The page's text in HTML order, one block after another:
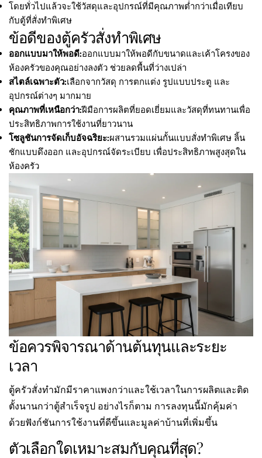
โดยทั่วไปแล้วจะใช้วัสดุและอุปกรณ์ที่มีคุณภาพต่ำกว่าเมื่อเทียบ
กับตู้ที่สั่งทำพิเศษ
ข้อดีของตู้ครัวสั่งทำพิเศษ
ออกแบบมาให้พอดี:ออกแบบมาให้พอดีกับขนาดและเค้าโครงของ
ห้องครัวของคุณอย่างลงตัว ช่วยลดพื้นที่ว่างเปล่า
สไตล์เฉพาะตัว:เลือกจากวัสดุ การตกแต่ง รูปแบบประตู และ
อุปกรณ์ต่างๆ มากมาย
คุณภาพที่เหนือกว่า:ฝีมือการผลิตที่ยอดเยี่ยมและวัสดุที่ทนทานเพื่อ
ประสิทธิภาพการใช้งานที่ยาวนาน
โซลูชันการจัดเก็บอัจฉริยะ:ผสานรวมแผ่นกั้นแบบสั่งทำพิเศษ ลิ้น
ชักแบบดึงออก และอุปกรณ์จัดระเบียบ เพื่อประสิทธิภาพสูงสุดใน
ห้องครัว
ข้อควรพิจารณาด้านต้นทุนและระยะ
เวลา
ตู้ครัวสั่งทำมักมีราคาแพงกว่าและใช้เวลาในการผลิตและติด
ตั้งนานกว่าตู้สำเร็จรูป อย่างไรก็ตาม การลงทุนนี้มักคุ้มค่า
ด้วยฟังก์ชันการใช้งานที่ดีขึ้นและมูลค่าบ้านที่เพิ่มขึ้น
ตัวเลือกใดเหมาะสมกับคุณที่สุด?